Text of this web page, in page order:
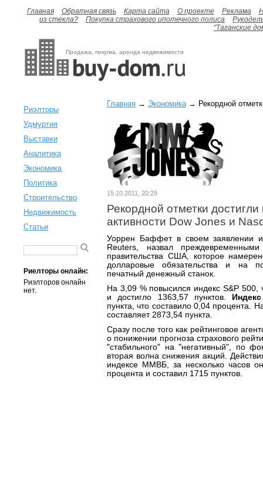
Главная Обратная связь Карта сайта О проекте Реклама
из стекла?
Покупка страхового ипотечного полиса
"Таганские
Продажа, покупка, аренда недвижимости
Риэлторы
Удмуртия
Выставки
Аналитика
Экономика
Политика
Строительство
Недвижимость
Статьи
Риелторы онлайн:
Риэлторов онлайн
нет.
Главная → Экономика→ Рекордной
15.10.2011, 20:29
Рекордной отметки
активности Dow Jones и
Уоррен Баффет в своем заявлении
Reuters, назвал
правительства США, которое
долларовые обязательства и на
печатный денежный станок.
На 3,09 % повысился индекс S&P 500,
и достигло 1363,57 пунктов.
пункта, что составило 0,04 процента.
составляет 2873,54 пункта.
Сразу после того как рейтинговое
о понижении прогноза страхового
"стабильного" на "негативный", по
вторая волна снижения акций.
индексе ММВБ, за несколько часов
процента и составил 1715 пунктов.